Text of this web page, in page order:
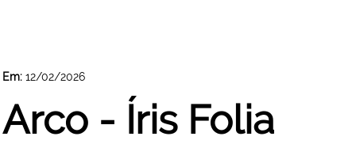
Em: 12/02/2026
Arco - Íris Folia